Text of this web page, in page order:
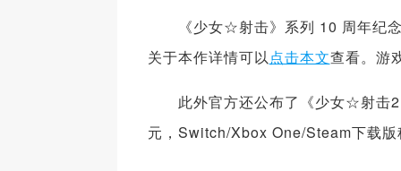
《少女☆射击》系列 10 周年纪念
关于本作详情可以点击本文查看。游
此外官方还公布了《少女☆射击2
元，Switch/Xbox One/Steam下载